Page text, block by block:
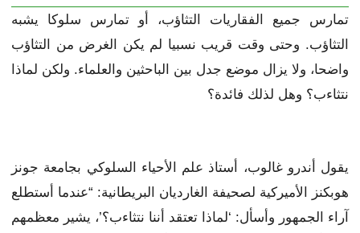
تمارس جميع الفقاريات التثاؤب، أو تمارس سلوكا يشبه
التثاؤب. وحتى وقت قريب نسبيا لم يكن الغرض من التثاؤب
واضحا، ولا يزال موضع جدل بين الباحثين والعلماء. ولكن لماذا
نتثاءب؟ وهل لذلك فائدة؟
يقول أندرو غالوب، أستاذ علم الأحياء السلوكي بجامعة جونز
هوبكنز الأميركية لصحيفة الغارديان البريطانية: “عندما أستطلع
آراء الجمهور وأسأل: ‘لماذا تعتقد أننا نتثاءب؟’، يشير معظمهم